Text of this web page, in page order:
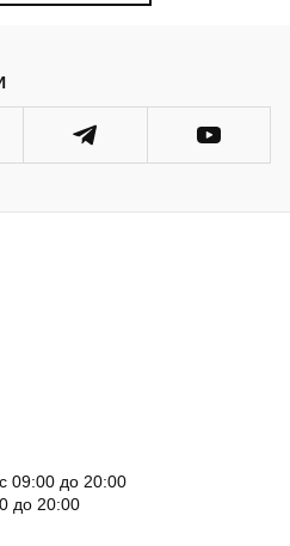
09:00 до 20:00
до 20:00